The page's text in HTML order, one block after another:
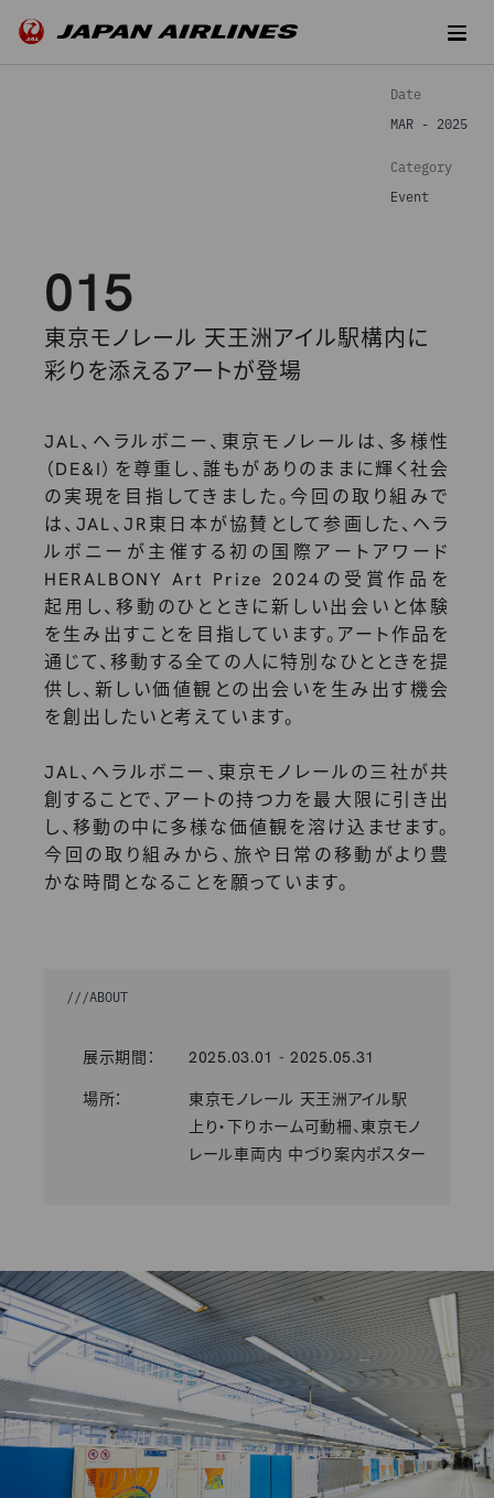
Date
MAR - 2025
Category
Event
東京モノレール 天王洲アイル駅構内に
彩りを添えるアートが登場
JAL、ヘラルボニー、東京モノレールは、多様性
（DE&I）を尊重し、誰もがありのままに輝く社会
の実現を目指してきました。今回の取り組みで
は、JAL、JR東日本が協賛として参画した、ヘラ
ルボニーが主催する初の国際アートアワード
HERALBONY Art Prize 2024の受賞作品を
起用し、移動のひとときに新しい出会いと体験
を生み出すことを目指しています。アート作品を
通じて、移動する全ての人に特別なひとときを提
供し、新しい価値観との出会いを生み出す機会
を創出したいと考えています。
JAL、ヘラルボニー、東京モノレールの三社が共
創することで、アートの持つ力を最大限に引き出
し、移動の中に多様な価値観を溶け込ませます。
今回の取り組みから、旅や日常の移動がより豊
かな時間となることを願っています。
///ABOUT
展示期間： 2025.03.01 - 2025.05.31
場所：
東京モノレール 天王洲アイル駅
上り・下りホーム可動柵、東京モノ
レール車両内 中づり案内ポスター
015